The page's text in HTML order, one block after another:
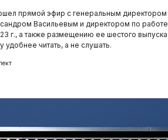
прямой эфир с генеральным
Васильевым и директором по
г., а также размещению ее шестого
читать, а не слушать.